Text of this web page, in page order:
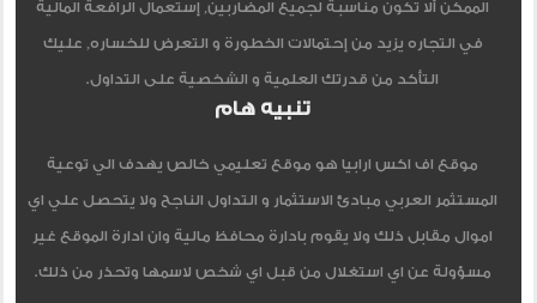
الممكن ألا تكون مناسبة لجميع المضاربين, إستعمال الرافعة المالية
في التجاره يزيد من إحتمالات الخطورة و التعرض للخساره, عليك
التأكد من قدرتك العلمية و الشخصية على التداول.
تنبيه هام
موقع اف اكس ارابيا هو موقع تعليمي خالص يهدف الي توعية
المستثمر العربي مبادئ الاستثمار و التداول الناجح ولا يتحصل علي اي
اموال مقابل ذلك ولا يقوم بادارة محافظ مالية وان ادارة الموقع غير
مسؤولة عن اي استغلال من قبل اي شخص لاسمها وتحذر من ذلك.